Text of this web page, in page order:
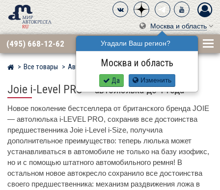
Москва и область
Угадали Ваш регион?
Москва и область
Да Изменить
(495) 668-12-62
Мир детских автокресел
Все товары Автокресла по бренду JOIE
Joie i-Level PRO–автолюлька до 1 года
Новое поколение бестселлера от британского бренда JOIE
— автолюлька i-LEVEL PRO, сохранив все достоинства
предшественника Joie i-Level i-Size, получила
дополнительное преимущество: теперь люлька может
устанавливаться в автомобиле не только на базу изофикс,
но и с помощью штатного автомобильного ремня! В
остальном новое автокресло сохранило все достоинства
своего предшественника: механизм раздвижения ложа в